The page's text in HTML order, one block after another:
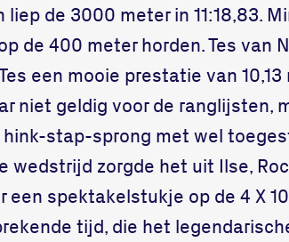
de 3000 meter in 11:18,83.
de 400 meter horden. Tes van
een mooie prestatie van
niet geldig voor de ranglijsten,
stap-sprong met wel
wedstrijd zorgde het uit Ilse,
spektakelstukje op de 4 X
tijd, die het